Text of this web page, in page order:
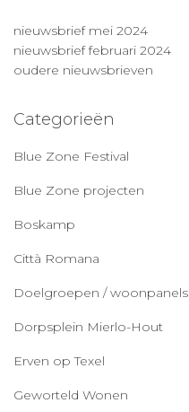
nieuwsbrief mei 2024
nieuwsbrief februari 2024
oudere nieuwsbrieven
Categorieën
Blue Zone Festival
Blue Zone projecten
Boskamp
Città Romana
Doelgroepen / woonpanels
Dorpsplein Mierlo-Hout
Erven op Texel
Geworteld Wonen